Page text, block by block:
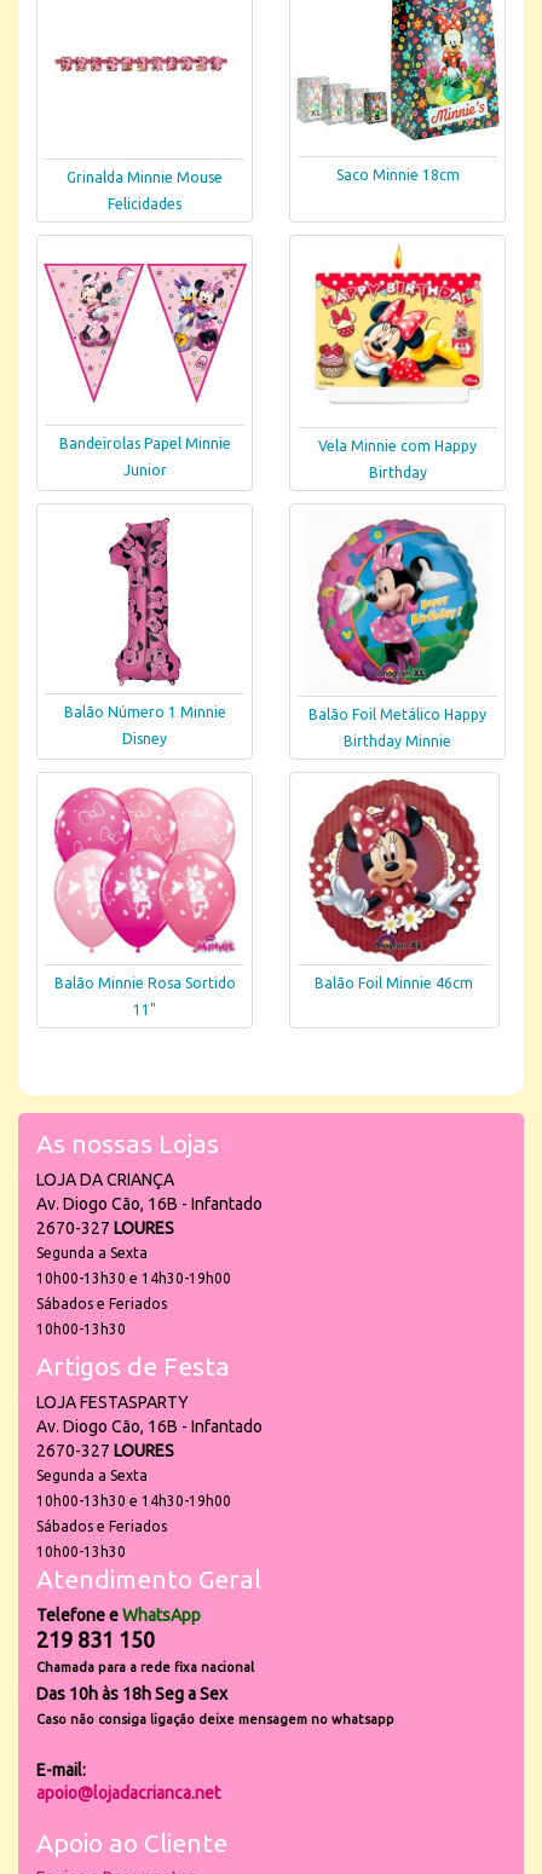
Grinalda Minnie Mouse
Felicidades
Saco Minnie 18cm
Bandeirolas Papel Minnie
Junior
Vela Minnie com Happy
Birthday
Balão Número 1 Minnie
Disney
Balão Foil Metálico Happy
Birthday Minnie
Balão Minnie Rosa Sortido
11"
Balão Foil Minnie 46cm
As nossas Lojas
LOJA DA CRIANÇA
Av. Diogo Cão, 16B - Infantado
2670-327 LOURES
Segunda a Sexta
10h00-13h30 e 14h30-19h00
Sábados e Feriados
10h00-13h30
Artigos de Festa
LOJA FESTASPARTY
Av. Diogo Cão, 16B - Infantado
2670-327 LOURES
Segunda a Sexta
10h00-13h30 e 14h30-19h00
Sábados e Feriados
10h00-13h30
Atendimento Geral
Telefone eWhatsApp
219 831 150
Chamada para a rede fixa nacional
Das 10h às 18h Seg a Sex
Caso não consiga ligação deixe mensagem no whatsapp
E-mail:
apoio@lojadacrianca.net
Apoio ao Cliente